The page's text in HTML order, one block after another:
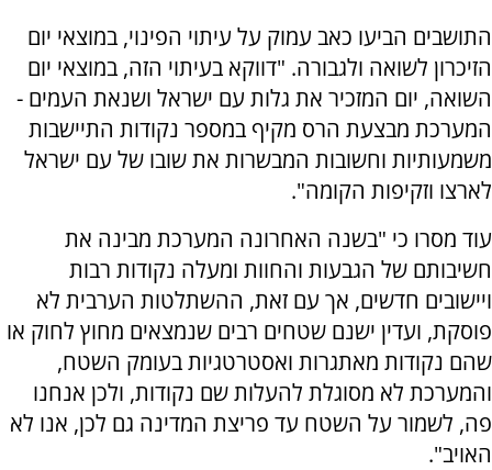
התושבים הביעו כאב עמוק על עיתוי הפינוי, במוצאי יום
הזיכרון לשואה ולגבורה. "דווקא בעיתוי הזה, במוצאי יום
השואה, יום המזכיר את גלות עם ישראל ושנאת העמים -
המערכת מבצעת הרס מקיף במספר נקודות התיישבות
משמעותיות וחשובות המבשרות את שובו של עם ישראל
לארצו וזקיפות הקומה".
עוד מסרו כי "בשנה האחרונה המערכת מבינה את
חשיבותם של הגבעות והחוות ומעלה נקודות רבות
ויישובים חדשים, אך עם זאת, ההשתלטות הערבית לא
פוסקת, ועדין ישנם שטחים רבים שנמצאים מחוץ לחוק או
שהם נקודות מאתגרות ואסטרטגיות בעומק השטח,
והמערכת לא מסוגלת להעלות שם נקודות, ולכן אנחנו
פה, לשמור על השטח עד פריצת המדינה גם לכן, אנו לא
האויב".